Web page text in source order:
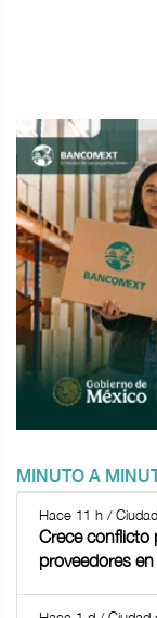
MINUTO A
Hace 11 h /
Crece conflicto
proveedores